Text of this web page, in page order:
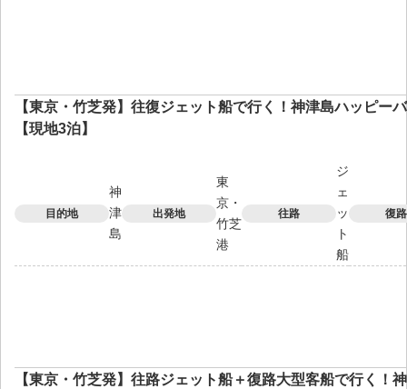
【東京・竹芝発】往復ジェット船で行く！神津島ハッピー
【現地3泊】
目的地
神
津
島
出発地
東
京・
竹芝
港
往路
ジ
ェ
ッ
ト
船
復路
【東京・竹芝発】往路ジェット船＋復路大型客船で行く！